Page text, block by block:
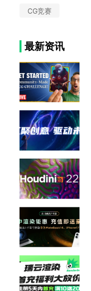
CG竞赛
最新资讯